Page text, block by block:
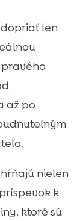
dopriať len
až po
nielen
k
ktoré sú